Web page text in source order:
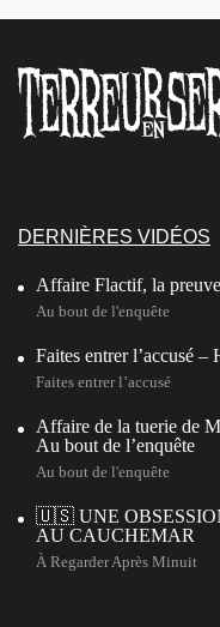
DERNIÈRES VIDÉOS
Affaire Flactif, la
Au bout de l'enquête
Faites entrer l’accusé
Faites entrer l’accusé
Affaire de la tuerie de
Au bout de l’enquête
Au bout de l'enquête
🇺🇸 UNE
AU CAUCHEMAR
À Regarder Après Minuit